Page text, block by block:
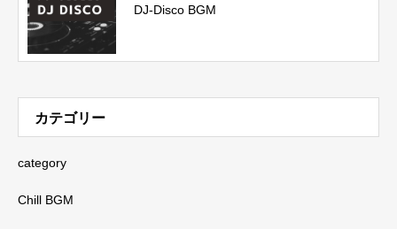
DJ-Disco BGM
カテゴリー
category
Chill BGM